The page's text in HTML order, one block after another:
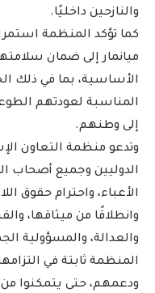
والنازحين داخليًا.
كما تؤكد المنظمة
ميانمار إلى ضمان
الأساسية، بما في ذلك
المناسبة لعودتهم
إلى وطنهم.
وتدعو منظمة التعاون
الدوليين وجميع أصحاب
الأعباء، واحترام حقوق
وانطلاقًا من ميثاقها،
والعدالة، والمسؤولية
المنظمة ثابتة في
ودعمهم، حتى يتمكنوا من